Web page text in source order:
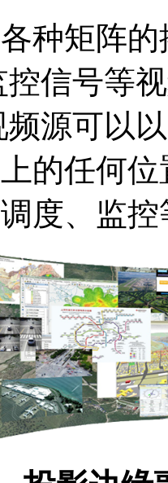
种矩阵
信号等
源可以
的任何
度、监